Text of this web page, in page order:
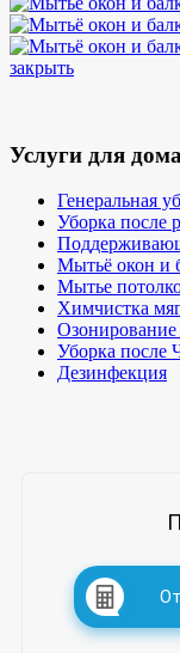
закрыть
Услуги для дома
Генеральная
Уборка после
Мытьё окон и
Мытье
Химчистка
Уборка после
Дезинфекция